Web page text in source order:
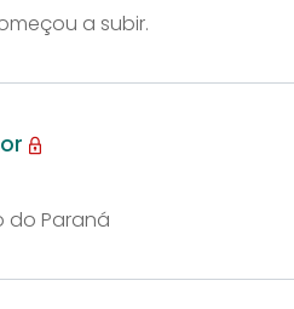
a subir.
do Paraná